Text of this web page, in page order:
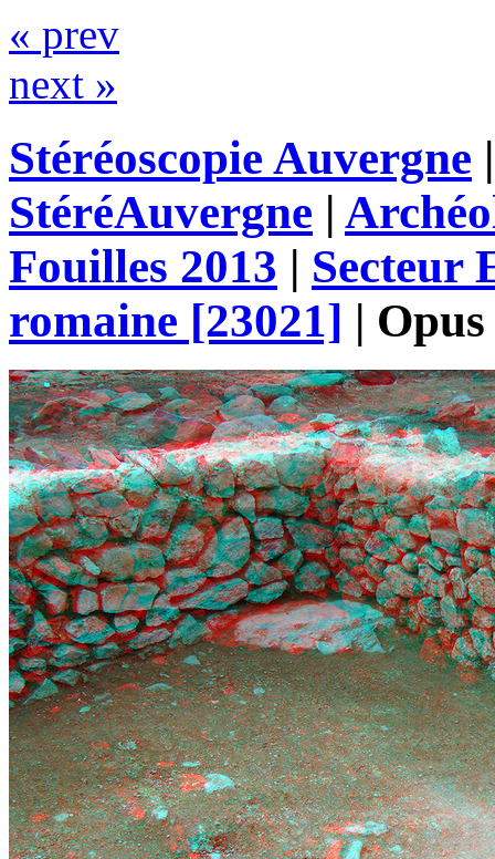
« prev
next »
Stéréoscopie Auvergne
StéréAuvergne |
Fouilles 2013 | Secteur
romaine [23021] |